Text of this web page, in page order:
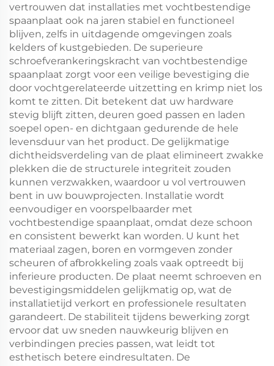
vertrouwen dat installaties met vochtbestendige
spaanplaat ook na jaren stabiel en functioneel
blijven, zelfs in uitdagende omgevingen zoals
kelders of kustgebieden. De superieure
schroefverankeringskracht van vochtbestendige
spaanplaat zorgt voor een veilige bevestiging die
door vochtgerelateerde uitzetting en krimp niet los
komt te zitten. Dit betekent dat uw hardware
stevig blijft zitten, deuren goed passen en laden
soepel open- en dichtgaan gedurende de hele
levensduur van het product. De gelijkmatige
dichtheidsverdeling van de plaat elimineert zwakke
plekken die de structurele integriteit zouden
kunnen verzwakken, waardoor u vol vertrouwen
bent in uw bouwprojecten. Installatie wordt
eenvoudiger en voorspelbaarder met
vochtbestendige spaanplaat, omdat deze schoon
en consistent bewerkt kan worden. U kunt het
materiaal zagen, boren en vormgeven zonder
scheuren of afbrokkeling zoals vaak optreedt bij
inferieure producten. De plaat neemt schroeven en
bevestigingsmiddelen gelijkmatig op, wat de
installatietijd verkort en professionele resultaten
garandeert. De stabiliteit tijdens bewerking zorgt
ervoor dat uw sneden nauwkeurig blijven en
verbindingen precies passen, wat leidt tot
esthetisch betere eindresultaten. De